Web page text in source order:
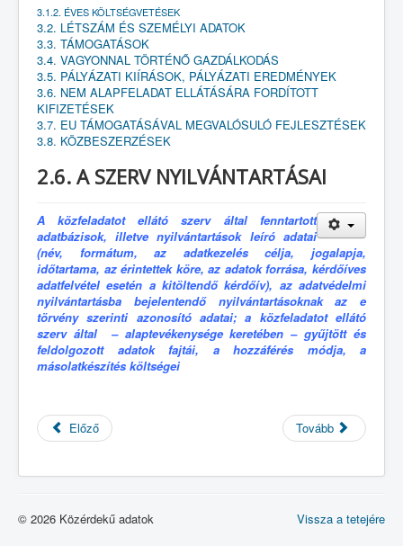
3.1.2. ÉVES KÖLTSÉGVETÉSEK
3.2. LÉTSZÁM ÉS SZEMÉLYI ADATOK
3.3. TÁMOGATÁSOK
3.4. VAGYONNAL TÖRTÉNŐ GAZDÁLKODÁS
3.5. PÁLYÁZATI KIÍRÁSOK, PÁLYÁZATI EREDMÉNYEK
3.6. NEM ALAPFELADAT ELLÁTÁSÁRA FORDÍTOTT
KIFIZETÉSEK
3.7. EU TÁMOGATÁSÁVAL MEGVALÓSULÓ FEJLESZTÉSEK
3.8. KÖZBESZERZÉSEK
2.6. A SZERV NYILVÁNTARTÁSAI
A közfeladatot ellátó szerv által fenntartott
adatbázisok, illetve nyilvántartások leíró adatai
(név, formátum, az adatkezelés célja, jogalapja,
időtartama, az érintettek köre, az adatok forrása, kérdőíves
adatfelvétel esetén a kitöltendő kérdőív), az adatvédelmi
nyilvántartásba bejelentendő nyilvántartásoknak az e
törvény szerinti azonosító adatai; a közfeladatot ellátó
szerv által – alaptevékenysége keretében – gyűjtött és
feldolgozott adatok fajtái, a hozzáférés módja, a
másolatkészítés költségei
Előző Tovább
Vissza a tetejére
© 2026 Közérdekű adatok